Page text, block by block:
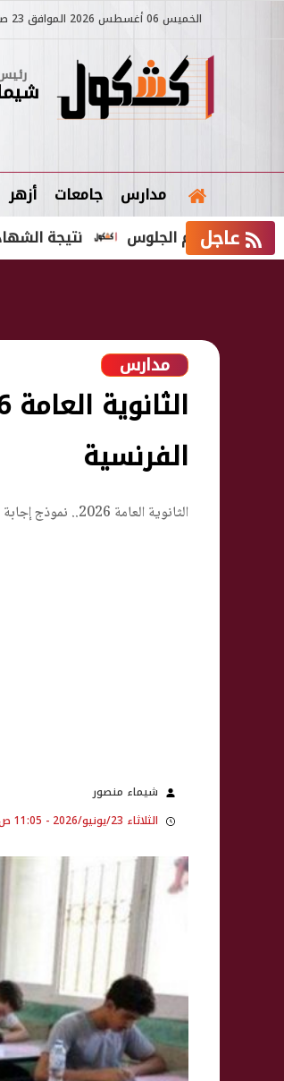
الخميس 06 أغسطس 2026 الموافق 23 صفر 1448
مدارس جامعات أزهر
عاجل نتيجة الشهادة الإعدادية 2026 الدور الثاني محافظة الشرقية
مدارس
الثانوية العامة 2026.. نموذج إجابة امتحان مادة اللغة الفرنسية
الفرنسية
شيماء منصور
الثلاثاء 23/يونيو/2026 - 11:05 ص